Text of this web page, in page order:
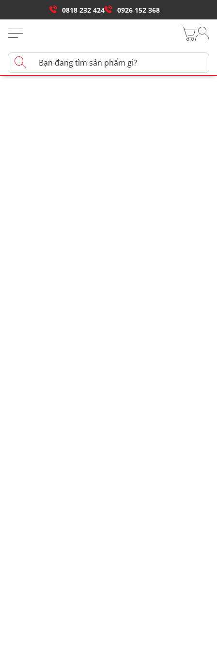
0818 232 424 0926 152 368